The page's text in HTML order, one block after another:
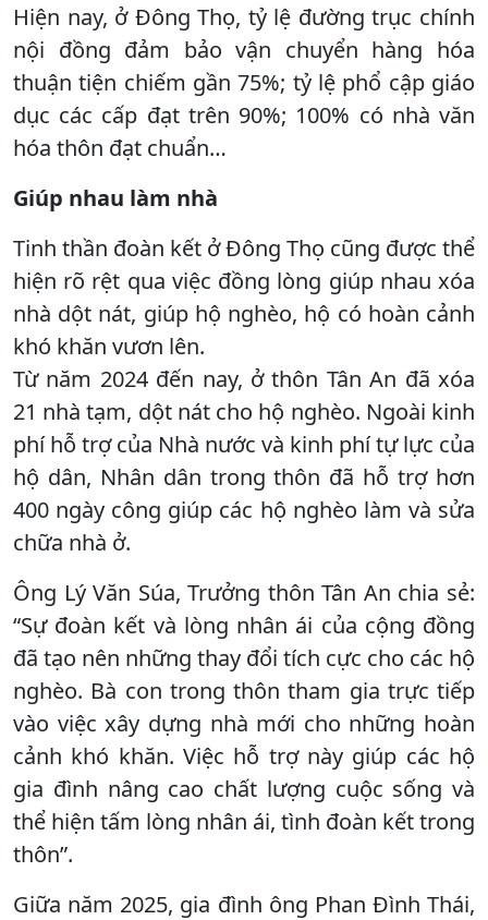
Hiện nay, ở Đông Thọ, tỷ lệ đường trục chính
nội đồng đảm bảo vận chuyển hàng hóa
thuận tiện chiếm gần 75%; tỷ lệ phổ cập giáo
dục các cấp đạt trên 90%; 100% có nhà văn
hóa thôn đạt chuẩn…
Giúp nhau làm nhà
Tinh thần đoàn kết ở Đông Thọ cũng được thể
hiện rõ rệt qua việc đồng lòng giúp nhau xóa
nhà dột nát, giúp hộ nghèo, hộ có hoàn cảnh
khó khăn vươn lên.
Từ năm 2024 đến nay, ở thôn Tân An đã xóa
21 nhà tạm, dột nát cho hộ nghèo. Ngoài kinh
phí hỗ trợ của Nhà nước và kinh phí tự lực của
hộ dân, Nhân dân trong thôn đã hỗ trợ hơn
400 ngày công giúp các hộ nghèo làm và sửa
chữa nhà ở.
Ông Lý Văn Súa, Trưởng thôn Tân An chia sẻ:
“Sự đoàn kết và lòng nhân ái của cộng đồng
đã tạo nên những thay đổi tích cực cho các hộ
nghèo. Bà con trong thôn tham gia trực tiếp
vào việc xây dựng nhà mới cho những hoàn
cảnh khó khăn. Việc hỗ trợ này giúp các hộ
gia đình nâng cao chất lượng cuộc sống và
thể hiện tấm lòng nhân ái, tình đoàn kết trong
thôn”.
Giữa năm 2025, gia đình ông Phan Đình Thái,